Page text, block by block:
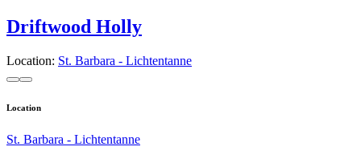
Driftwood Holly
Location: St. Barbara - Lichtentanne
Location
St. Barbara - Lichtentanne